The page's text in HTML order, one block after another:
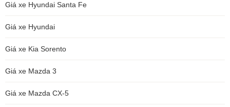
Giá xe Hyundai Santa Fe
Giá xe Hyundai
Giá xe Kia Sorento
Giá xe Mazda 3
Giá xe Mazda CX-5